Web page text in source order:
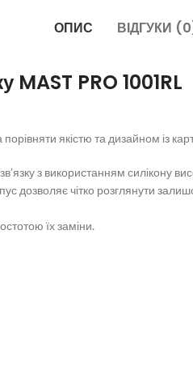
ОПИС ВІДГУКИ
PRO 1001RL
якістю та дизайном із
з використанням силікону
чітко розглянути
їх заміни.